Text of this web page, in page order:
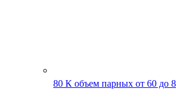
80 К объем парных от 60 до